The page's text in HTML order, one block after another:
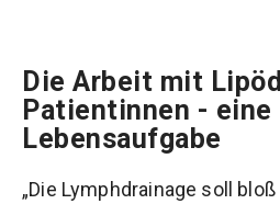
Die Arbeit mit
Patientinnen - eine
Lebensaufgabe
„Die Lymphdrainage soll